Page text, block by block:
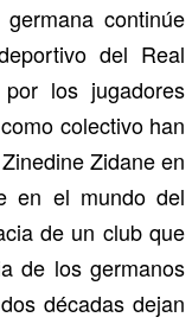
continúe
del Real
los jugadores
colectivo han
Zidane en
en el mundo del
de un club que
de los germanos
décadas dejan